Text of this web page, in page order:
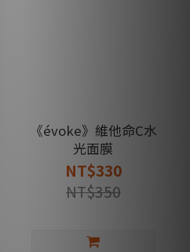
《évoke》維他命C水
光面膜
NT$330
NT$350